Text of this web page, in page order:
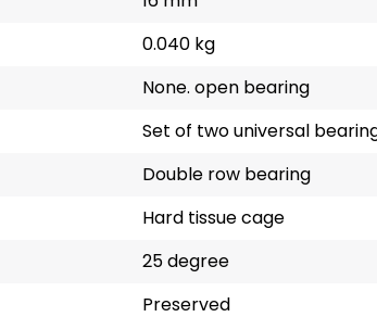
0.040 kg
None. open bearing
Set of two universal
Double row bearing
Hard tissue cage
25 degree
Preserved